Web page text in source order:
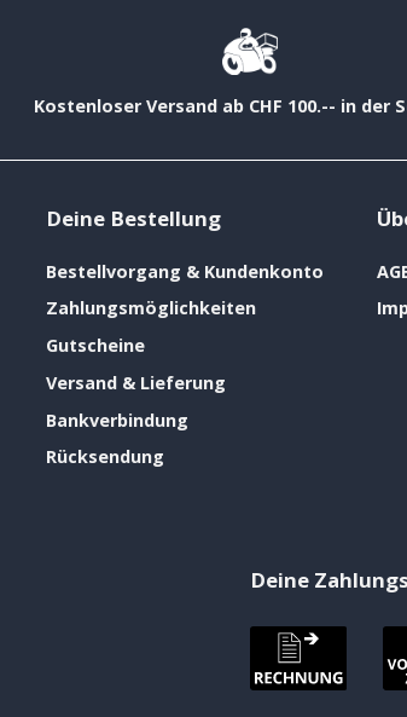
Kostenloser Versand ab CHF 100.-- in der
Deine Bestellung
Bestellvorgang & Kundenkonto
Zahlungsmöglichkeiten
Gutscheine
Versand & Lieferung
Bankverbindung
Rücksendung
Deine